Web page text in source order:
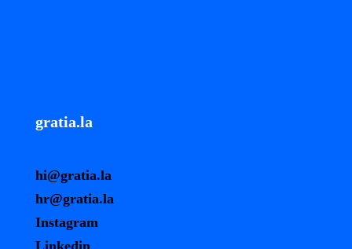
gratia.la
hi@gratia.la
hr@gratia.la
Instagram
Linkedin